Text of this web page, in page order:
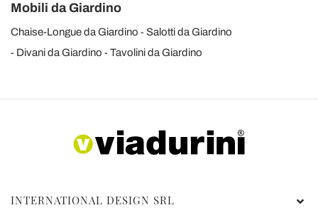
Mobili da Giardino
Chaise-Longue da Giardino
Salotti da Giardino
Divani da Giardino
Tavolini da Giardino
INTERNATIONAL DESIGN SRL